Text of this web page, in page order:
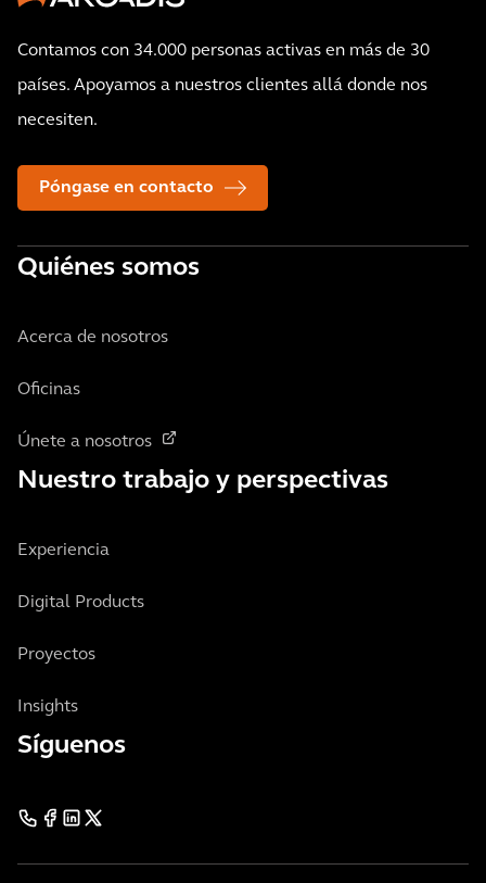
Contamos con 34.000 personas activas en más de 30
países. Apoyamos a nuestros clientes allá donde nos
necesiten.
Póngase en contacto
Quiénes somos
Acerca de nosotros
Oficinas
Únete a nosotros
Nuestro trabajo y perspectivas
Experiencia
Digital Products
Proyectos
Insights
Síguenos